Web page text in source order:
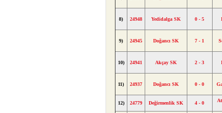
8) 24948 Yedidalga SK 0 - 5
9) 24945 Doğancı SK 7 - 1
10) 24941 Akçay SK 2 - 3
11) 24937 Doğancı SK 0 - 0
12) 24779 Değirmenlik SK 4 - 0